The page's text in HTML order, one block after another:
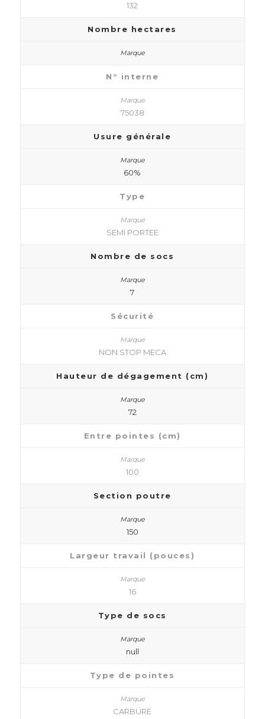
132
Nombre hectares
N° interne
75038
Usure générale
60%
Type
SEMI PORTEE
Nombre de socs
7
Sécurité
NON STOP MECA
Hauteur de dégagement (cm)
72
Entre pointes (cm)
100
Section poutre
150
Largeur travail (pouces)
16
Type de socs
null
Type de pointes
CARBURE